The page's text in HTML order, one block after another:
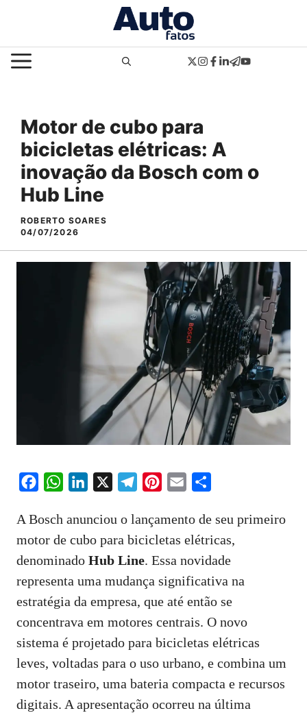
o
conteúdoMENU
Motor de cubo para
bicicletas elétricas: A
inovação da Bosch com o
Hub Line
ROBERTO SOARES
04/07/2026
c
e
b
o
o
W
a
t
s
A
p
n
k
e
d
l
e
g
r
n
t
e
r
e
t
a
i
l
a
r
e
A Bosch anunciou o lançamento de seu primeiro
motor de cubo para bicicletas elétricas,
denominado Hub Line. Essa novidade
representa uma mudança significativa na
estratégia da empresa, que até então se
concentrava em motores centrais. O novo
sistema é projetado para bicicletas elétricas
leves, voltadas para o uso urbano, e combina um
motor traseiro, uma bateria compacta e recursos
digitais. A apresentação ocorreu na última